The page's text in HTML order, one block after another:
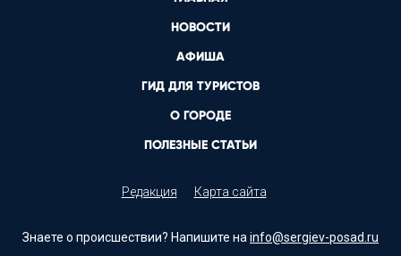
НОВОСТИ
АФИША
ГИД ДЛЯ ТУРИСТОВ
О ГОРОДЕ
ПОЛЕЗНЫЕ СТАТЬИ
Редакция Карта сайта
Знаете о происшествии? Напишите на info@sergiev-posad.ru